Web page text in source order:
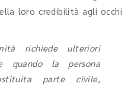
loro credibilità agli occhi
richiede ulteriori
quando la persona
parte civile,